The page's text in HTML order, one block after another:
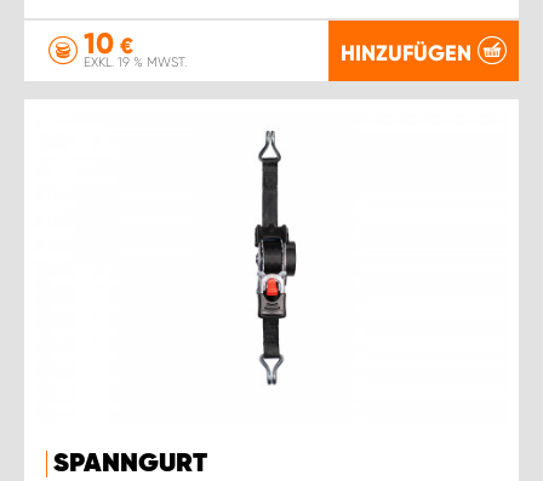
10 €
EXKL. 19 % MWST. HINZUFÜGEN
SPANNGURT